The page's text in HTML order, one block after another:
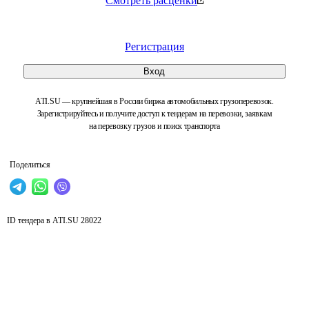
Регистрация
Вход
ATI.SU — крупнейшая в России биржа автомобильных грузоперевозок.
Зарегистрируйтесь и получите доступ к тендерам на перевозки, заявкам
на перевозку грузов и поиск транспорта
Поделиться
ID тендера в ATI.SU 28022